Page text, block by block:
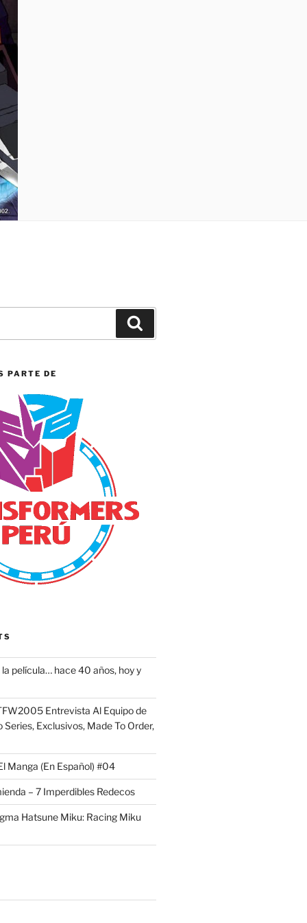
PARTE DE
película… hace 40 años, hoy y
Entrevista Al Equipo de
Series, Exclusivos, Made To Order,
Manga (En Español) #04
– 7 Imperdibles Redecos
Hatsune Miku: Racing Miku